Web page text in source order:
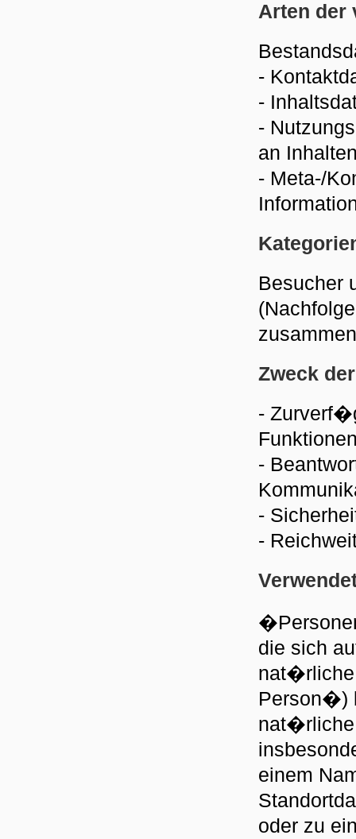
Arten der
-
-
-
an
- Meta-/
Besucher
Zweck
-
-
-
-
die sich
nat�rliche
Person�)
nat�rliche
einem
oder zu